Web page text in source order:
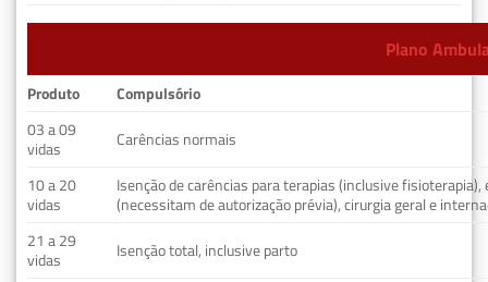
Plano
Produto
Compulsório
03 a 09
vidas
Carências normais
10 a 20
vidas
Isenção de carências para terapias (inclusive fisioterapia),
(necessitam de autorização prévia), cirurgia geral e
21 a 29
vidas
Isenção total, inclusive parto